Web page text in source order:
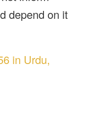
depend on it
in Urdu,